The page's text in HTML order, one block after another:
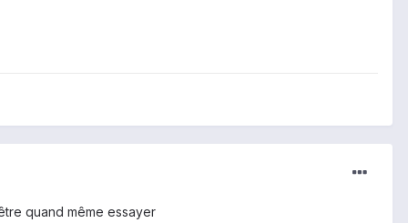
quand même essayer